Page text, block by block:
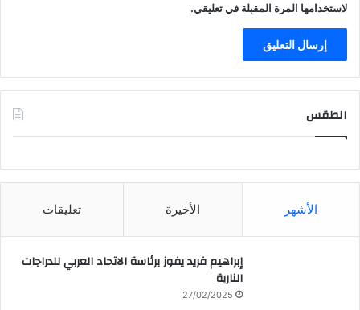
لاستخدامها المرة المقبلة في تعليقي.
الطقس
الأشهر الأخيرة تعليقات
إبراهيم فريد يفوز برئاسة الاتحاد العربي للدراجات
النارية
27/02/2025